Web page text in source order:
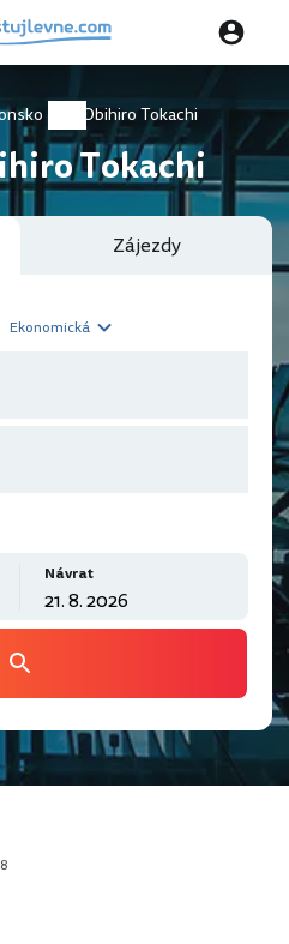
Obihiro Tokachi
Tokachi
Zájezdy
Ekonomická
Návrat